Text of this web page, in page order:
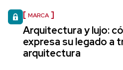
MARCA
Arquitectura y lujo:
expresa su legado a
arquitectura